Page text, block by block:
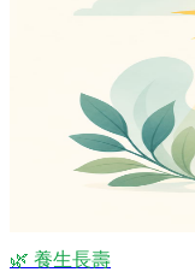
🌿 養生長壽